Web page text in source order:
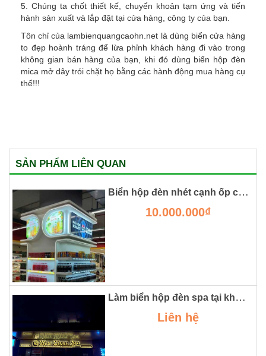
5. Chúng ta chốt thiết kế, chuyển khoản tạm ứng và tiến
hành sản xuất và lắp đặt tại cửa hàng, công ty của bạn.
Tôn chỉ của lambienquangcaohn.net là dùng biển cửa hàng
to đẹp hoành tráng để lừa phỉnh khách hàng đi vào trong
không gian bán hàng của bạn, khi đó dùng biển hộp đèn
mica mở dây trói chặt họ bằng các hành động mua hàng cụ
thể!!!
SẢN PHẨM LIÊN QUAN
Biển hộp đèn nhét cạnh ốp cột siêu thị
10.000.000₫
Làm biển hộp đèn spa tại khu đô thị smart city
Liên hệ